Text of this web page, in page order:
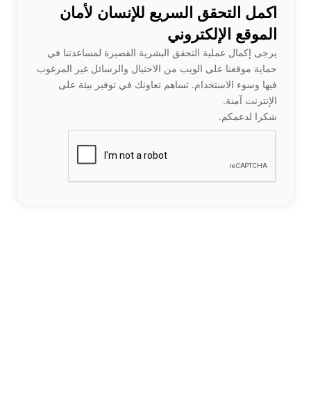
اكمل التحقق السريع للإنسان لأمان
الموقع الإلكتروني
يرجى إكمال عملية التحقق البشرية القصيرة لمساعدتنا في
حماية موقعنا على الويب من الاحتيال والرسائل غير المرغوب
فيها وسوء الاستخدام. تساهم تعاونك في توفير بيئة على
الإنترنت آمنة.
شكرا لدعمكم.